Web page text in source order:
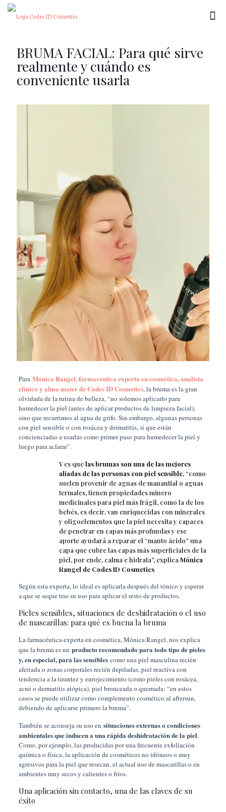
BRUMA FACIAL: Para qué sirve
realmente y cuándo es
conveniente usarla
Para Mónica Rangel, farmacéutica experta en cosmética, analista
clínico y alma mater de Codes ID Cosmetics, la bruma es la gran
olvidada de la rutina de belleza, “no solemos aplicarlo para
humedecer la piel (antes de aplicar productos de limpieza facial),
sino que recurrimos al agua de grifo. Sin embargo, algunas personas
con piel sensible o con rosácea y dermatitis, sí que están
concienciadas a usarlas como primer paso para humedecer la piel y
luego para aclarar”.
Y es quelas brumas son una de las mejores
aliadas de las personas con piel sensible, “como
suelen provenir de aguas de manantial o aguas
termales, tienen propiedades minero
medicinales para piel más frágil, como la de los
bebés, es decir, van enriquecidas con minerales
y oligoelementos que la piel necesita y capaces
de penetrar en capas más profundas y ese
aporte ayudará a reparar el “manto ácido” una
capa que cubre las capas más superficiales de la
piel, por ende, calma e hidrata”, explica Mónica
Rangel de Codes ID Cosmetics
Según esta experta, lo ideal es aplicarla después del tónico y esperar
a que se seque tras su uso para aplicar el resto de productos.
Pieles sensibles, situaciones de deshidratación o el uso
de mascarillas: para qué es buena la bruma
La farmacéutica experta en cosmética, Mónica Rangel, nos explica
que la bruma es un producto recomendado para todo tipo de pieles
y, en especial, para las sensiblescomo una piel masculina recién
afeitada o zonas corporales recién depiladas, piel reactiva con
tendencia a la tirantez y enrojecimiento (como pieles con rosácea,
acné o dermatitis atópica), piel bronceada o quemada: “en estos
casos se puede utilizar como complemento cosmético al aftersun,
debiendo de aplicarse primero la bruma”.
También se aconseja su uso en situaciones externas o condiciones
ambientales que inducen a una rápida deshidratación de la piel.
Como, por ejemplo, las producidas por una frecuente exfoliación
química o física, la aplicación de cosméticos no idóneos o muy
agresivos para la piel que resecan, el actual uso de mascarillas o en
ambientes muy secos y calientes o fríos.
Una aplicación sin contacto, una de las claves de su
éxito